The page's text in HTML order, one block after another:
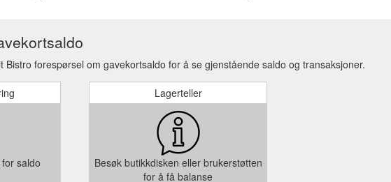
Bistro forespørsel om gavekortsaldo for å se gjenstående saldo og transaksjoner.
saldo
Lagerteller
Besøk butikkdisken eller brukerstøtten
for å få balanse